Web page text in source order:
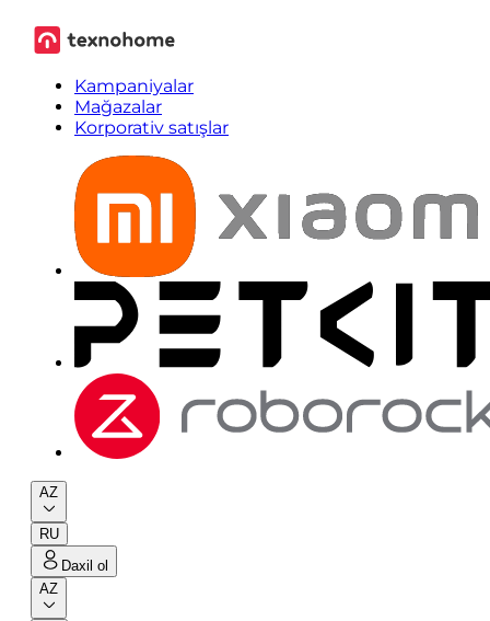
Kampaniyalar
Mağazalar
Korporativ satışlar
AZ
RU
Daxil ol
AZ